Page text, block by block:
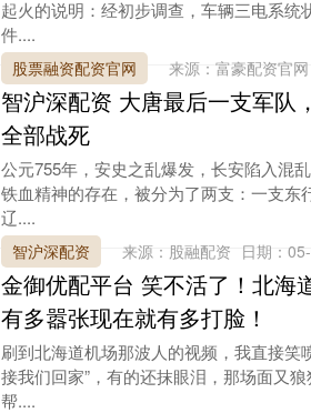
起火的说明：经初步调查，车辆三电系
件....
股票融资配资官网 来源：富豪配资官网
智沪深配资 大唐最后一支军队
全部战死
公元755年，安史之乱爆发，长安陷入
铁血精神的存在，被分为了两支：一支
辽....
智沪深配资 来源：股融配资 日期：
金御优配平台 笑不活了！北海
有多嚣张现在就有多打脸！
刷到北海道机场那波人的视频，我直接笑
接我们回家”，有的还抹眼泪，那场面又
帮....